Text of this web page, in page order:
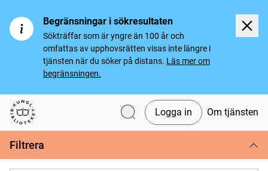
Begränsningar i sökresultaten
Sökträffar som är yngre än 100 år och
omfattas av upphovsrätten visas inte längre i
tjänsten när du söker på distans. Läs mer om
begränsningen.
Svenska tidningar
Logga in Om tjänsten
Filtrera